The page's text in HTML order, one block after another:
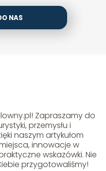
NAS
Zapraszamy do
przemysłu i
naszym artykułom
innowacje w
wskazówki. Nie
przygotowaliśmy!